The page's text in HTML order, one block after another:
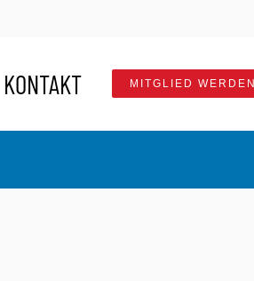
KONTAKT MITGLIED WERDEN